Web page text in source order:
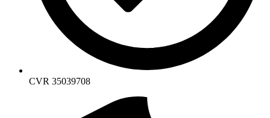
CVR 35039708